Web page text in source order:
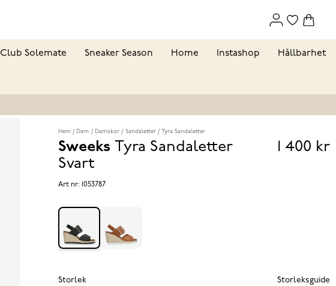
Club Solemate Sneaker Season Home Instashop Hållbarhet
Hem Dam Damskor Sandaletter Tyra Sandaletter
Sweeks Tyra Sandaletter
Svart
Pris
1 400 kr
Art nr: 1053787
Storlek Storleksguide